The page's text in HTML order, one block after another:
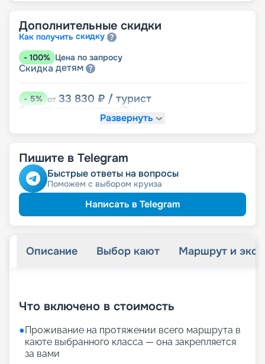
Дополнительные скидки
Как получить скидку
- 100% Цена по запросу
Скидка детям
-5% от 33 830 ₽ / турист
Скидка
Развернуть
Пишите в Telegram
Быстрые ответы на вопросы
Поможем с выбором круиза
Написать в Telegram
Описание Выбор кают Маршрут и
Что включено в стоимость
●Проживание на протяжении всего маршрута в
каюте выбранного класса — она закрепляется
за вами